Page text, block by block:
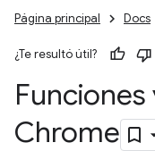
Página principal Docs
¿Te resultó útil?
Chrome